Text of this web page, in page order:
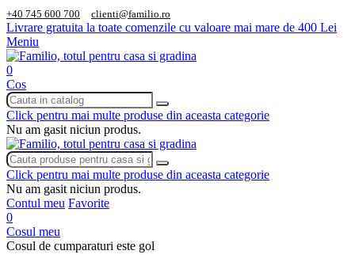
+40 745 600 700 clienti@familio.ro
Livrare gratuita la toate comenzile cu valoare mai mare de 400 Lei
Meniu
0
Cos
Click pentru mai multe produse din aceasta categorie
Nu am gasit niciun produs.
Click pentru mai multe produse din aceasta categorie
Nu am gasit niciun produs.
Contul meu Favorite
0
Cosul meu
Cosul de cumparaturi este gol